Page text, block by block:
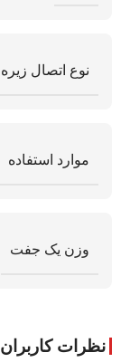
نوع اتصال
موارد استفاده
وزن یک جفت
نظرات کاربران